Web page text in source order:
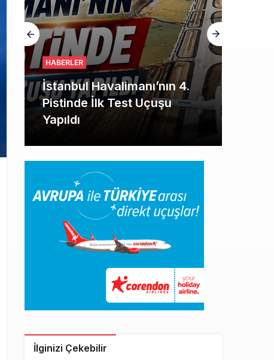
HABERLER
İstanbul Havalimanı’nın 4.
Pistinde İlk Test Uçuşu
Yapıldı
İlginizi Çekebilir